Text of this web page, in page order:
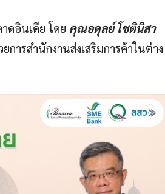
ดอินเดีย โดย คุณอดุลย์ โชตินิสา
ารสำนักงานส่งเสริมการค้าในต่าง